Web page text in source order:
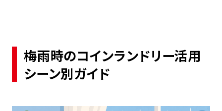
梅雨時のコインランドリー活用
シーン別ガイド